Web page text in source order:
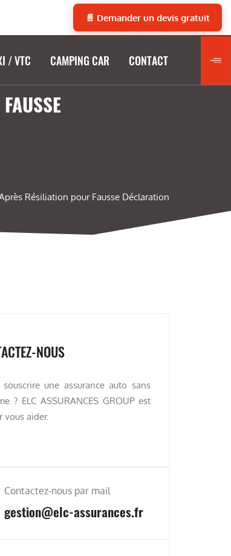
📄 Demander un devis gratuit
/ VTC CAMPING CAR CONTACT
Résiliation pour Fausse Déclaration
NOUS
souscrire une assurance auto sans
? ELC ASSURANCES GROUP est
vous aider.
Contactez-nous par mail
gestion@elc-assurances.fr